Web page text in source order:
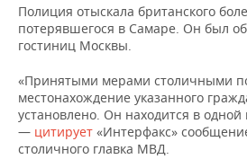
ЭНЕРГЕТИКА
ТЕЛЕКОММУНИКАЦИИ
БИЗНЕС-БРАНЧИ
ONLINE-КОНФЕРЕНЦИИ
ОТКРЫТАЯ ЛЕКЦИЯ
ФУТБОЛ
ХОККЕЙ
БАСКЕТБОЛ
НОВОСТИ ОБЩЕСТВА
ВЛАСТЬ
ИНФРАСТРУКТУРА
ФОТОГАЛЕРЕЯ
СЮЖЕТЫ
СПРАВОЧНИК
Полиция отыскала британского
потерявшегося в Самаре. Он был
гостиниц Москвы.
«Принятыми мерами столичными
местонахождение указанного
установлено. Он находится в
— цитирует «Интерфакс»
столичного главка МВД.